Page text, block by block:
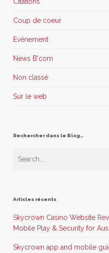
Coup de coeur
Evénement
News B'com
Non classé
Sur le web
Rechercher dans le Blog…
Articles récents
Skycrown Casino Website
Mobile Play & Security for
Skycrown app and mobile